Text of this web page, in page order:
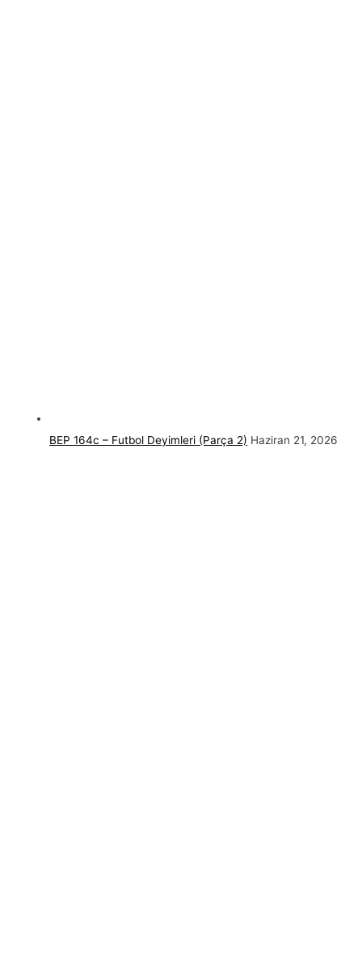
BEP 164c – Futbol Deyimleri (Parça 2) Haziran 21, 2026